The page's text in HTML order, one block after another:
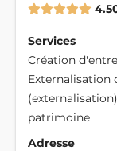
Services
Création
Externalisation
patrimoine
Adresse